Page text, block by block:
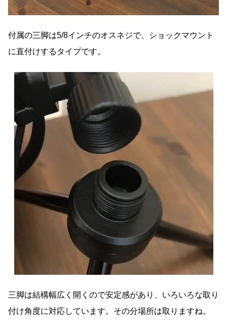
付属の三脚は5/8インチのオスネジで、ショックマウント
に直付けするタイプです。
三脚は結構幅広く開くので安定感があり、いろいろな取り
付け角度に対応しています。その分場所は取りますね。